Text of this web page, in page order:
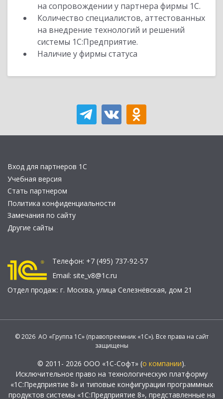
на сопровождении у партнера фирмы 1С.
Количество специалистов, аттестованных
на внедрение технологий и решений
системы 1С:Предприятие.
Наличие у фирмы статуса
Вход для партнеров 1С
Учебная версия
Стать партнером
Политика конфиденциальности
Замечания по сайту
Другие сайты
Телефон: +7 (495) 737-92-57
Email: site_v8@1c.ru
Отдел продаж: г. Москва, улица Селезнёвская, дом 21
© 2026 АО «Группа 1С» (правопреемник «1С»). Все права на сайт
защищены
© 2011- 2026 ООО «1С-Софт» (о компании).
Исключительное право на технологическую платформу
«1С:Предприятие 8» и типовые конфигурации программных
продуктов системы «1С:Предприятие 8», представленные на